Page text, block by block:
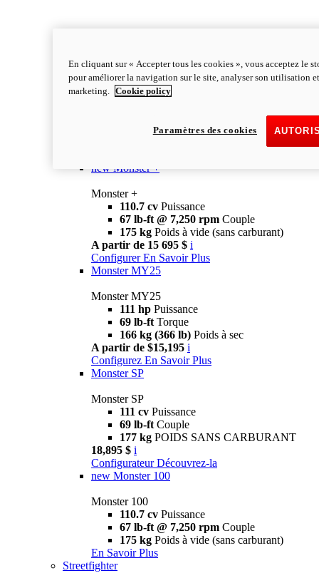
new Monster +
Monster +
110.7 cv Puissance
67 lb-ft @ 7,250 rpm Couple
175 kg Poids à vide (sans carburant)
A partir de 15 695 $ i
Configurer En Savoir Plus
Monster MY25
Monster MY25
111 hp Puissance
69 lb-ft Torque
166 kg (366 lb) Poids à sec
A partir de $15,195 i
Configurez En Savoir Plus
Monster SP
Monster SP
111 cv Puissance
69 lb-ft Couple
177 kg POIDS SANS CARBURANT
18,895 $ i
Configurateur Découvrez-la
new Monster 100
Monster 100
110.7 cv Puissance
67 lb-ft @ 7,250 rpm Couple
175 kg Poids à vide (sans carburant)
En Savoir Plus
Streetfighter
En cliquant sur « Accepter tous les cookies », vous acceptez le
pour améliorer la navigation sur le site, analyser son utilisation
marketing.
Cookie policy
Paramètres des cookies